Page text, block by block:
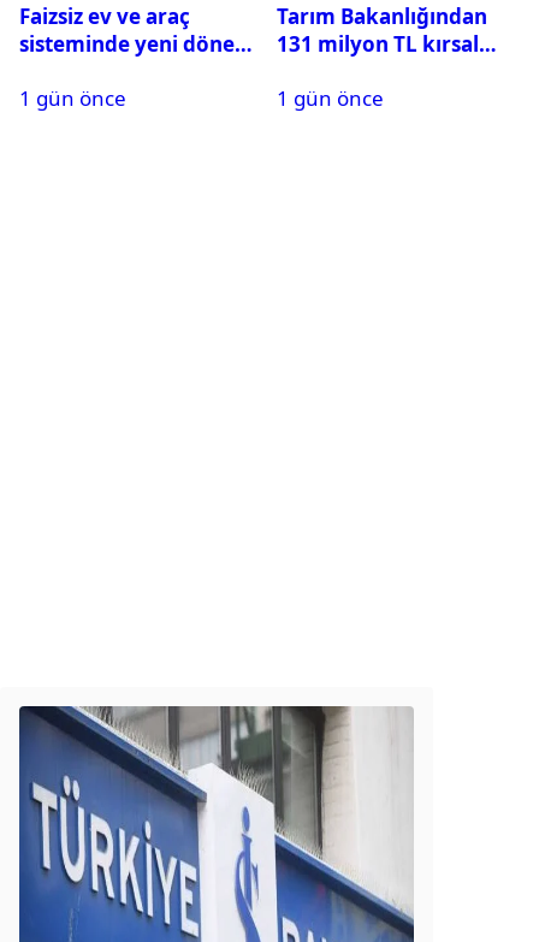
Faizsiz ev ve araç
sisteminde yeni dönem:
değiştirdi
1 gün önce
Tarım Bakanlığından
131 milyon TL kırsal
Toplam 688 milyon TL
1 gün önce